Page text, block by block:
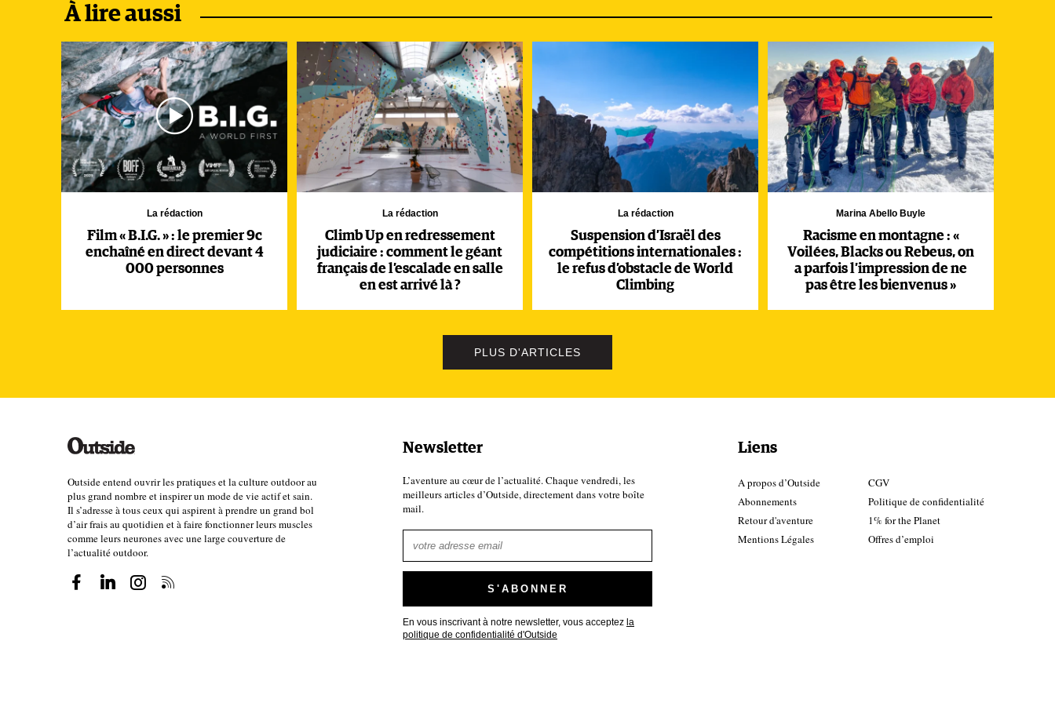
cette interdiction annoncée comme provisoire, mais qui soulève bien évidemment inquiétude et indignation chez les
grimpeurs.
Tous ceux, qui, depuis le 2 juin, se réjouissaient de retrouver l’un des plus beaux sites d’escalade de France, ne
peuvent donc plus pratiquer, pour l’instant, que sur les secteurs qui n’ont jamais fait l’objet de conventionnement. A
savoir, ceux gérés par la Ville de Marseille (Sormiou, une partie de Morgiou, la Paroi des Toits à Sugiton), celle de
la ville de Cassis, le Conservatoire du littoral (Cap Canaille), sans compter un site du côté des Goudes, géré par un
propriétaire privé. Une catastrophe après des mois de confinement et à la veille de l’été.
À lire aussi
La rédaction
Film « B.I.G. » : le premier 9c
enchaîné en direct devant 4
000 personnes
La rédaction
Climb Up en redressement
judiciaire : comment le géant
français de l’escalade en salle
en est arrivé là ?
La rédaction
Suspension d’Israël des
compétitions internationales :
le refus d’obstacle de World
Climbing
Marina Abello Buyle
Racisme en montagne : «
Voilées, Blacks ou Rebeus, on
a parfois l’impression de ne
pas être les bienvenus »
PLUS D'ARTICLES
Outside entend ouvrir les pratiques et la culture outdoor au
plus grand nombre et inspirer un mode de vie actif et sain.
Il s’adresse à tous ceux qui aspirent à prendre un grand bol
d’air frais au quotidien et à faire fonctionner leurs muscles
comme leurs neurones avec une large couverture de
l’actualité outdoor.
Newsletter
L’aventure au cœur de l’actualité. Chaque vendredi, les
meilleurs articles d’Outside, directement dans votre boîte
mail.
En vous inscrivant à notre newsletter, vous acceptez la
politique de confidentialité d'Outside
Liens
A propos d’Outside
Abonnements
Retour d'aventure
Mentions Légales
CGV
Politique de confidentialité
1% for the Planet
Offres d’emploi